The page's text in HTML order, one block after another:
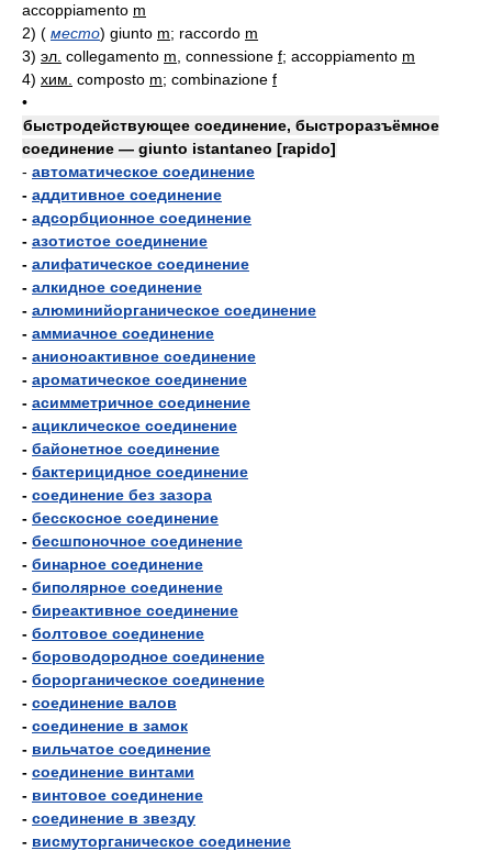
accoppiamento m
2) ( место) giunto m; raccordo m
3) эл. collegamento m , connessione f; accoppiamento m
4) хим. composto m; combinazione f
•
быстродействующее соединение, быстроразъёмное
соединение — giunto istantaneo [rapido]
- автоматическое соединение
- аддитивное соединение
- адсорбционное соединение
- азотистое соединение
- алифатическое соединение
- алкидное соединение
- алюминийорганическое соединение
- аммиачное соединение
- анионоактивное соединение
- ароматическое соединение
- асимметричное соединение
- ациклическое соединение
- байонетное соединение
- бактерицидное соединение
- соединение без зазора
- бесскосное соединение
- бесшпоночное соединение
- бинарное соединение
- биполярное соединение
- биреактивное соединение
- болтовое соединение
- бороводородное соединение
- борорганическое соединение
- соединение валов
- соединение в замок
- вильчатое соединение
- соединение винтами
- винтовое соединение
- соединение в звезду
- висмуторганическое соединение